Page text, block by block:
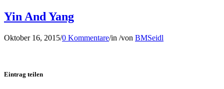
Yin And Yang
Oktober 16, 2015/0 Kommentare/in /von BMSeidl
Eintrag teilen